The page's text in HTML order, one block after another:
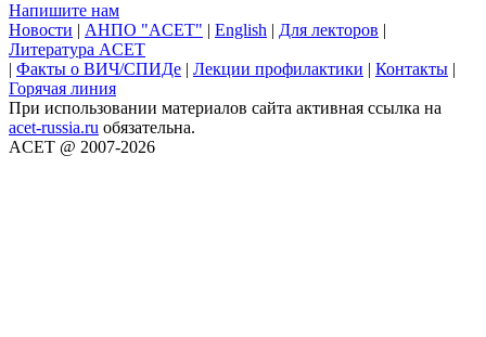
Напишите нам
Новости
АНПО "ACET" English Для лекторов
Литература ACET
Факты о ВИЧ/СПИДе Лекции профилактики Контакты
Горячая линия
При использовании материалов сайта активная ссылка на
acet-russia.ru обязательна.
ACET @ 2007-2026